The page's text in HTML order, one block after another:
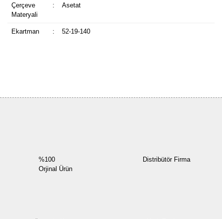
Çerçeve
Materyali
: Asetat
Ekartman : 52-19-140
%100
Orjinal Ürün
Distribütör Firma